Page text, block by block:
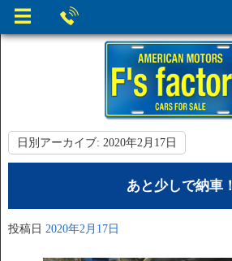
日別アーカイブ: 2020年2月17日
あと少しで納車！
投稿日 2020年2月17日